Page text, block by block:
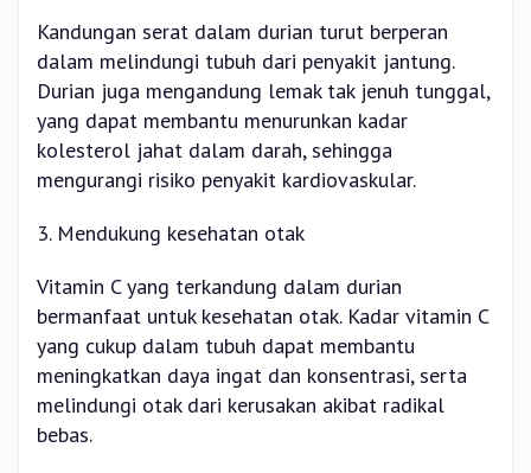
Kandungan serat dalam durian turut berperan
dalam melindungi tubuh dari penyakit jantung.
Durian juga mengandung lemak tak jenuh tunggal,
yang dapat membantu menurunkan kadar
kolesterol jahat dalam darah, sehingga
mengurangi risiko penyakit kardiovaskular.
3. Mendukung kesehatan otak
Vitamin C yang terkandung dalam durian
bermanfaat untuk kesehatan otak. Kadar vitamin C
yang cukup dalam tubuh dapat membantu
meningkatkan daya ingat dan konsentrasi, serta
melindungi otak dari kerusakan akibat radikal
bebas.